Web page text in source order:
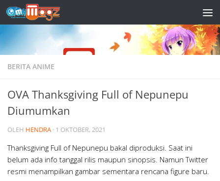
Skip to content
BERITA ANIME
OVA Thanksgiving Full of Nepunepu
Diumumkan
OLEH HENDRA · 1 OKTOBER, 2021
Thanksgiving Full of Nepunepu bakal diproduksi. Saat ini
belum ada info tanggal rilis maupun sinopsis. Namun Twitter
resmi menampilkan gambar sementara rencana figure baru.